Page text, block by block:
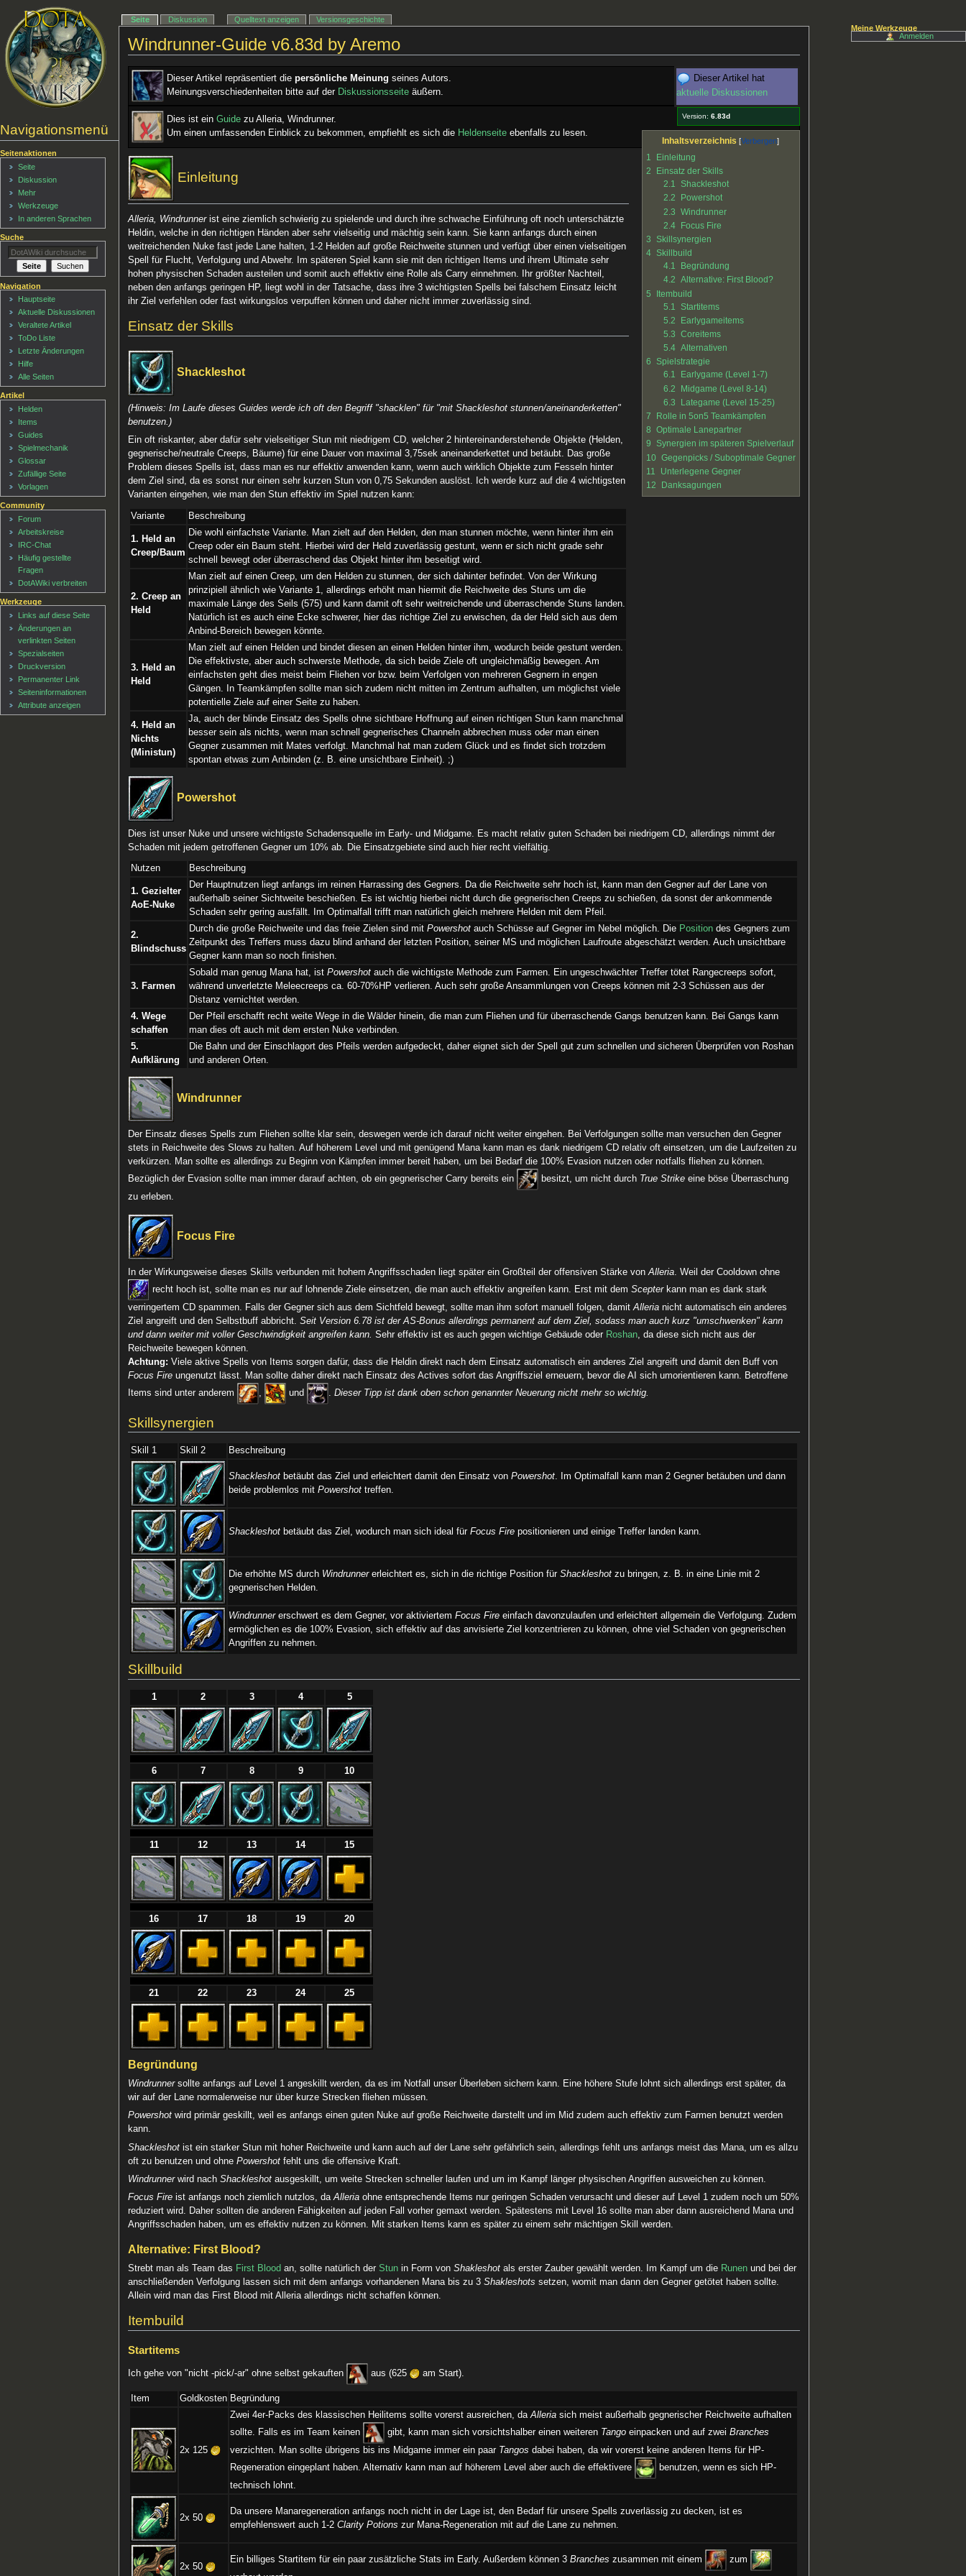
Windrunner-Guide v6.83d by Aremo
Dieser Artikel hat
aktuelle Diskussionen
Dieser Artikel repräsentiert diepersönliche Meinung seines Autors.
Meinungsverschiedenheiten bitte auf der Diskussionsseite äußern.
Version:6.83d
Inhaltsverzeichnis
1
Einleitung
2
Einsatz der Skills
2.1 Shackleshot
2.2
Powershot
2.3 Windrunner
2.4 Focus Fire
3 Skillsynergien
4 Skillbuild
4.1
Begründung
4.2 Alternative: First Blood?
5
Itembuild
5.1
Startitems
5.2
Earlygameitems
5.3 Coreitems
5.4 Alternativen
6 Spielstrategie
6.1
Earlygame (Level 1-7)
6.2
Midgame (Level 8-14)
6.3
Lategame (Level 15-25)
7
Rolle in 5on5 Teamkämpfen
8 Optimale Lanepartner
9 Synergien im späteren Spielverlauf
10 Gegenpicks / Suboptimale Gegner
11
Unterlegene Gegner
12
Danksagungen
Dies ist ein ­Guide zu Alleria, Windrunner.
Um einen umfassenden Einblick zu bekommen, empfiehlt es sich die Heldenseite ebenfalls zu lesen.
Einleitung
Alleria, Windrunnerist eine ziemlich schwierig zu spielende und durch ihre schwache Einführung oft noch unterschätzte
Heldin, welche in den richtigen Händen aber sehr vielseitig und mächtig sein kann. Sie kann anfangs durch einen
weitreichenden Nuke fast jede Lane halten, 1-2 Helden auf große Reichweite stunnen und verfügt über einen vielseitigen
Spell für Flucht, Verfolgung und Abwehr. Im späteren Spiel kann sie mit den richtigen Items und ihrem Ultimate sehr
hohen physischen Schaden austeilen und somit auch effektiv eine Rolle als Carry einnehmen. Ihr größter Nachteil,
neben den anfangs geringen HP, liegt wohl in der Tatsache, dass ihre 3 wichtigsten Spells bei falschem Einsatz leicht
ihr Ziel verfehlen oder fast wirkungslos verpuffen können und daher nicht immer zuverlässig sind.
Einsatz der Skills
Shackleshot
(Hinweis: Im Laufe dieses Guides werde ich oft den Begriff "shacklen" für "mit Shackleshot stunnen/aneinanderketten"
benutzen.)
Ein oft riskanter, aber dafür sehr vielseitiger Stun mit niedrigem CD, welcher 2 hintereinanderstehende Objekte (Helden,
gegnerische/neutrale Creeps, Bäume) für eine Dauer von maximal 3,75sek aneinanderkettet und betäubt. Das große
Problem dieses Spells ist, dass man es nur effektiv anwenden kann, wenn auch wirklich Objekte zum Fesseln hinter
dem Ziel sind, da es sonst nur einen sehr kurzen Stun von 0,75 Sekunden auslöst. Ich werde kurz auf die 4 wichtigsten
Varianten eingehen, wie man den Stun effektiv im Spiel nutzen kann:
Variante Beschreibung
1. Held an
Creep/Baum
Die wohl einfachste Variante. Man zielt auf den Helden, den man stunnen möchte, wenn hinter ihm ein
Creep oder ein Baum steht. Hierbei wird der Held zuverlässig gestunt, wenn er sich nicht grade sehr
schnell bewegt oder überraschend das Objekt hinter ihm beseitigt wird.
2. Creep an
Held
Man zielt auf einen Creep, um den Helden zu stunnen, der sich dahinter befindet. Von der Wirkung
prinzipiell ähnlich wie Variante 1, allerdings erhöht man hiermit die Reichweite des Stuns um die
maximale Länge des Seils (575) und kann damit oft sehr weitreichende und überraschende Stuns landen.
Natürlich ist es auch eine Ecke schwerer, hier das richtige Ziel zu erwischen, da der Held sich aus dem
Anbind-Bereich bewegen könnte.
3. Held an
Held
Man zielt auf einen Helden und bindet diesen an einen Helden hinter ihm, wodurch beide gestunt werden.
Die effektivste, aber auch schwerste Methode, da sich beide Ziele oft ungleichmäßig bewegen. Am
einfachsten geht dies meist beim Fliehen vor bzw. beim Verfolgen von mehreren Gegnern in engen
Gängen. In Teamkämpfen sollte man sich zudem nicht mitten im Zentrum aufhalten, um möglichst viele
potentielle Ziele auf einer Seite zu haben.
4. Held an
Nichts
(Ministun)
Ja, auch der blinde Einsatz des Spells ohne sichtbare Hoffnung auf einen richtigen Stun kann manchmal
besser sein als nichts, wenn man schnell gegnerisches Channeln abbrechen muss oder man einen
Gegner zusammen mit Mates verfolgt. Manchmal hat man zudem Glück und es findet sich trotzdem
spontan etwas zum Anbinden (z. B. eine unsichtbare Einheit). ;)
Powershot
Dies ist unser Nuke und unsere wichtigste Schadensquelle im Early- und Midgame. Es macht relativ guten Schaden bei niedrigem CD, allerdings nimmt der
Schaden mit jedem getroffenen Gegner um 10% ab. Die Einsatzgebiete sind auch hier recht vielfältig.
Nutzen Beschreibung
1. Gezielter
AoE-Nuke
Der Hauptnutzen liegt anfangs im reinen Harrassing des Gegners. Da die Reichweite sehr hoch ist, kann man den Gegner auf der Lane von
außerhalb seiner Sichtweite beschießen. Es ist wichtig hierbei nicht durch die gegnerischen Creeps zu schießen, da sonst der ankommende
Schaden sehr gering ausfällt. Im Optimalfall trifft man natürlich gleich mehrere Helden mit dem Pfeil.
2.
Blindschuss
Durch die große Reichweite und das freie Zielen sind mitPowershot auch Schüsse auf Gegner im Nebel möglich. Die Position des Gegners zum
Zeitpunkt des Treffers muss dazu blind anhand der letzten Position, seiner MS und möglichen Laufroute abgeschätzt werden. Auch unsichtbare
Gegner kann man so noch finishen.
3. Farmen
Sobald man genug Mana hat, istPowershot auch die wichtigste Methode zum Farmen. Ein ungeschwächter Treffer tötet Rangecreeps sofort,
während unverletzte Meleecreeps ca. 60-70%HP verlieren. Auch sehr große Ansammlungen von Creeps können mit 2-3 Schüssen aus der
Distanz vernichtet werden.
4. Wege
schaffen
Der Pfeil erschafft recht weite Wege in die Wälder hinein, die man zum Fliehen und für überraschende Gangs benutzen kann. Bei Gangs kann
man dies oft auch mit dem ersten Nuke verbinden.
5.
Aufklärung
Die Bahn und der Einschlagort des Pfeils werden aufgedeckt, daher eignet sich der Spell gut zum schnellen und sicheren Überprüfen von Roshan
und anderen Orten.
Windrunner
Der Einsatz dieses Spells zum Fliehen sollte klar sein, deswegen werde ich darauf nicht weiter eingehen. Bei Verfolgungen sollte man versuchen den Gegner
stets in Reichweite des Slows zu halten. Auf höherem Level und mit genügend Mana kann man es dank niedrigem CD relativ oft einsetzen, um die Laufzeiten zu
verkürzen. Man sollte es allerdings zu Beginn von Kämpfen immer bereit haben, um bei Bedarf die 100% Evasion nutzen oder notfalls fliehen zu können.
Bezüglich der Evasion sollte man immer darauf achten, ob ein gegnerischer Carry bereits ein
besitzt, um nicht durch True Strike eine böse Überraschung
zu erleben.
Focus Fire
In der Wirkungsweise dieses Skills verbunden mit hohem Angriffsschaden liegt später ein Großteil der offensiven Stärke vonAlleria. Weil der Cooldown ohne
recht hoch ist, sollte man es nur auf lohnende Ziele einsetzen, die man auch effektiv angreifen kann. Erst mit demScepterkann man es dank stark
verringertem CD spammen. Falls der Gegner sich aus dem Sichtfeld bewegt, sollte man ihm sofort manuell folgen, damitAlleria nicht automatisch ein anderes
Ziel angreift und den Selbstbuff abbricht.Seit Version 6.78 ist der AS-Bonus allerdings permanent auf dem Ziel, sodass man auch kurz "umschwenken" kann
und dann weiter mit voller Geschwindigkeit angreifen kann. Sehr effektiv ist es auch gegen wichtige Gebäude oder Roshan, da diese sich nicht aus der
Reichweite bewegen können.
Achtung: Viele aktive Spells von Items sorgen dafür, dass die Heldin direkt nach dem Einsatz automatisch ein anderes Ziel angreift und damit den Buff von
Focus Fire ungenutzt lässt. Man sollte daher direkt nach Einsatz des Actives sofort das Angriffsziel erneuern, bevor die AI sich umorientieren kann. Betroffene
Items sind unter anderem
, und .Dieser Tipp ist dank oben schon genannter Neuerung nicht mehr so wichtig.
Skillsynergien
Skill 1 Skill 2 Beschreibung
Shackleshot betäubt das Ziel und erleichtert damit den Einsatz vonPowershot . Im Optimalfall kann man 2 Gegner betäuben und dann
beide problemlos mitPowershot treffen.
Shackleshot betäubt das Ziel, wodurch man sich ideal fürFocus Fire positionieren und einige Treffer landen kann.
Die erhöhte MS durch Windrunnererleichtert es, sich in die richtige Position fürShackleshot zu bringen, z. B. in eine Linie mit 2
gegnerischen Helden.
Windrunnererschwert es dem Gegner, vor aktiviertemFocus Fire einfach davonzulaufen und erleichtert allgemein die Verfolgung. Zudem
ermöglichen es die 100% Evasion, sich effektiv auf das anvisierte Ziel konzentrieren zu können, ohne viel Schaden von gegnerischen
Angriffen zu nehmen.
Skillbuild
1 2 3 4 5
6 7 8 9 10
11 12 13 14 15
16 17 18 19 20
21 22 23 24 25
Begründung
Windrunnersollte anfangs auf Level 1 angeskillt werden, da es im Notfall unser Überleben sichern kann. Eine höhere Stufe lohnt sich allerdings erst später, da
wir auf der Lane normalerweise nur über kurze Strecken fliehen müssen.
Powershot wird primär geskillt, weil es anfangs einen guten Nuke auf große Reichweite darstellt und im Mid zudem auch effektiv zum Farmen benutzt werden
kann.
Shackleshot ist ein starker Stun mit hoher Reichweite und kann auch auf der Lane sehr gefährlich sein, allerdings fehlt uns anfangs meist das Mana, um es allzu
oft zu benutzen und ohnePowershot fehlt uns die offensive Kraft.
Windrunnerwird nachShackleshot ausgeskillt, um weite Strecken schneller laufen und um im Kampf länger physischen Angriffen ausweichen zu können.
Focus Fire ist anfangs noch ziemlich nutzlos, daAlleria ohne entsprechende Items nur geringen Schaden verursacht und dieser auf Level 1 zudem noch um 50%
reduziert wird. Daher sollten die anderen Fähigkeiten auf jeden Fall vorher gemaxt werden. Spätestens mit Level 16 sollte man aber dann ausreichend Mana und
Angriffsschaden haben, um es effektiv nutzen zu können. Mit starken Items kann es später zu einem sehr mächtigen Skill werden.
Alternative: First Blood?
Strebt man als Team das First Blood an, sollte natürlich derStun in Form vonShakleshot als erster Zauber gewählt werden. Im Kampf um die Runen und bei der
anschließenden Verfolgung lassen sich mit dem anfangs vorhandenen Mana bis zu 3Shakleshots setzen, womit man dann den Gegner getötet haben sollte.
Allein wird man das First Blood mit Alleria allerdings nicht schaffen können.
Itembuild
Startitems
Ich gehe von "nicht -pick/-ar" ohne selbst gekauften aus (625 am Start).
Item Goldkosten Begründung
2x 125
Zwei 4er-Packs des klassischen Heilitems sollte vorerst ausreichen, daAlleria sich meist außerhalb gegnerischer Reichweite aufhalten
sollte. Falls es im Team keinen
gibt, kann man sich vorsichtshalber einen weiteren Tango einpacken und auf zweiBranches
verzichten. Man sollte übrigens bis ins Midgame immer ein paar Tangos dabei haben, da wir vorerst keine anderen Items für HP-
Regeneration eingeplant haben. Alternativ kann man auf höherem Level aber auch die effektivere
benutzen, wenn es sich HP-
technisch lohnt.
2x 50
Da unsere Manaregeneration anfangs noch nicht in der Lage ist, den Bedarf für unsere Spells zuverlässig zu decken, ist es
empfehlenswert auch 1-2Clarity Potions zur Mana-Regeneration mit auf die Lane zu nehmen.
2x 50
Ein billiges Startitem für ein paar zusätzliche Stats im Early. Außerdem können 3Branches zusammen mit einem
zum
Navigationsmenü
Seite Diskussion Quelltext anzeigen Versionsgeschichte
Seitenaktionen
Seite
Diskussion
Mehr
Werkzeuge
In anderen Sprachen
Meine Werkzeuge
Anmelden
Suche
Navigation
Hauptseite
Aktuelle Diskussionen
Veraltete Artikel
ToDo Liste
Letzte Änderungen
Hilfe
Alle Seiten
Artikel
Helden
Items
Guides
Spielmechanik
Glossar
Zufällige Seite
Vorlagen
Community
Forum
Arbeitskreise
IRC-Chat
Häufig gestellte
Fragen
DotAWiki verbreiten
Werkzeuge
Links auf diese Seite
Änderungen an
verlinkten Seiten
Spezialseiten
Druckversion
Permanenter Link
Seiten­informationen
Attribute anzeigen